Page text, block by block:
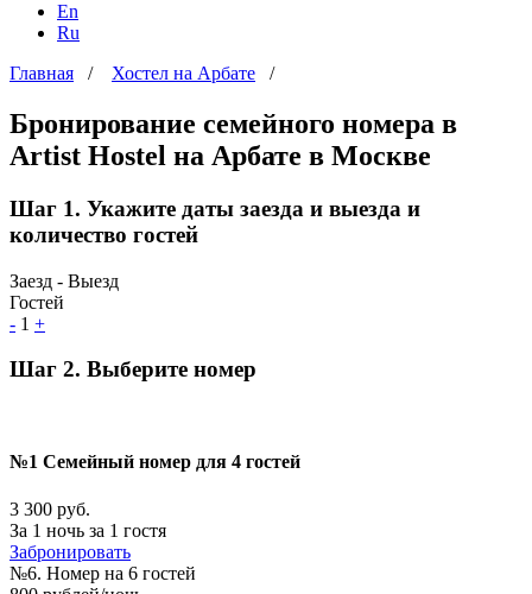
En
Ru
Главная / Хостел на Арбате /
Бронирование семейного номера в
Artist Hostel на Арбате в Москве
Шаг 1. Укажите даты заезда и выезда и
количество гостей
Заезд - Выезд
Гостей
- 1 +
Шаг 2. Выберите номер
№1 Семейный номер для 4 гостей
3 300 руб.
За 1 ночь за 1 гостя
Забронировать
№6. Номер на 6 гостей